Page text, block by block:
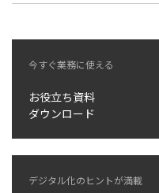
今すぐ業務に使える
お役立ち資料
ダウンロード
デジタル化のヒントが満載